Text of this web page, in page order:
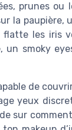
prunes ou
la paupière,
les iris
smoky
de
yeux
sur